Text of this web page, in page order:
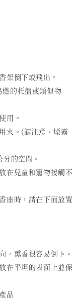
架倒下或飛出。
的托盤或類似物
用。
火。(請注意，煙霧
的空間。
在兒童和寵物接觸不
座時，請在下面放置
，熏香很容易倒下。
在平坦的表面上並保
品